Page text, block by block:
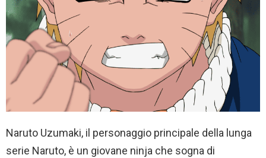
Naruto Uzumaki, il personaggio principale della lunga
serie Naruto, è un giovane ninja che sogna di